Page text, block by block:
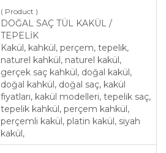
( Product )
DOĞAL SAÇ TÜL KAKÜL /
TEPELİK
Kakül, kahkül, perçem, tepelik,
naturel kahkül, naturel kakül,
gerçek saç kahkül, doğal kakül,
doğal kahkül, doğal saç, kakül
fiyatları, kakül modelleri, tepelik saç,
tepelik kahkül, perçem kahkül,
perçemli kakül, platin kakül, siyah
kakül,